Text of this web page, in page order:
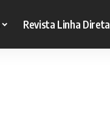
Revista Linha Direta